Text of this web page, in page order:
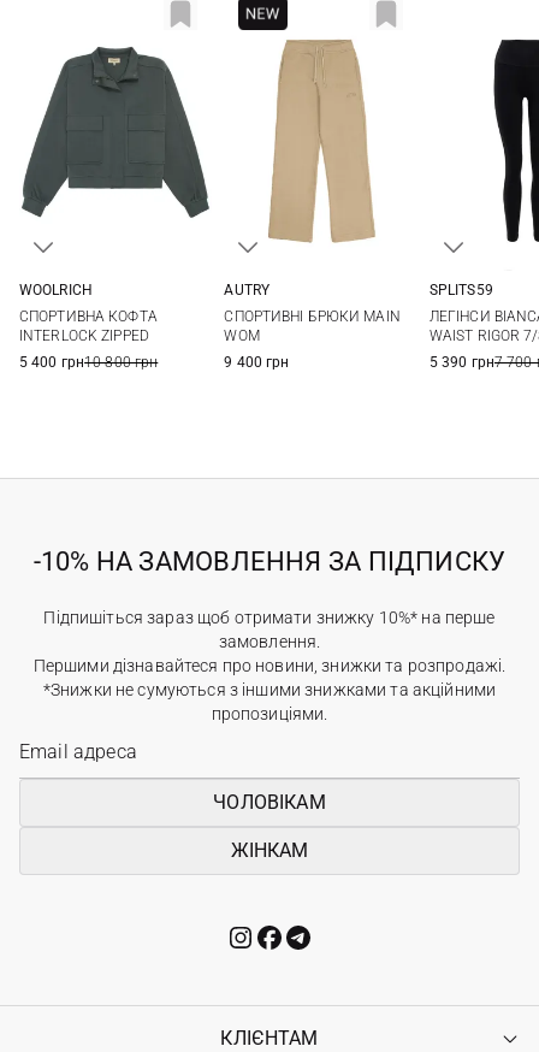
L
WOOLRICH
СПОРТИВНА КОФТА
INTERLOCK ZIPPED
5 400 грн10 800 грн
AUTRY
СПОРТИВНІ БРЮКИ MAIN
WOM
9 400 грн
SPLITS59
ЛЕГІНСИ
WAIST RIGOR
5 390 грн7 700
-10% НА ЗАМОВЛЕННЯ ЗА ПІДПИСКУ
Підпишіться зараз щоб отримати знижку 10%* на перше
замовлення.
Першими дізнавайтеся про новини, знижки та розпродажі.
*Знижки не сумуються з іншими знижками та акційними
пропозиціями.
ЧОЛОВІКАМ
ЖІНКАМ
КЛІЄНТАМ